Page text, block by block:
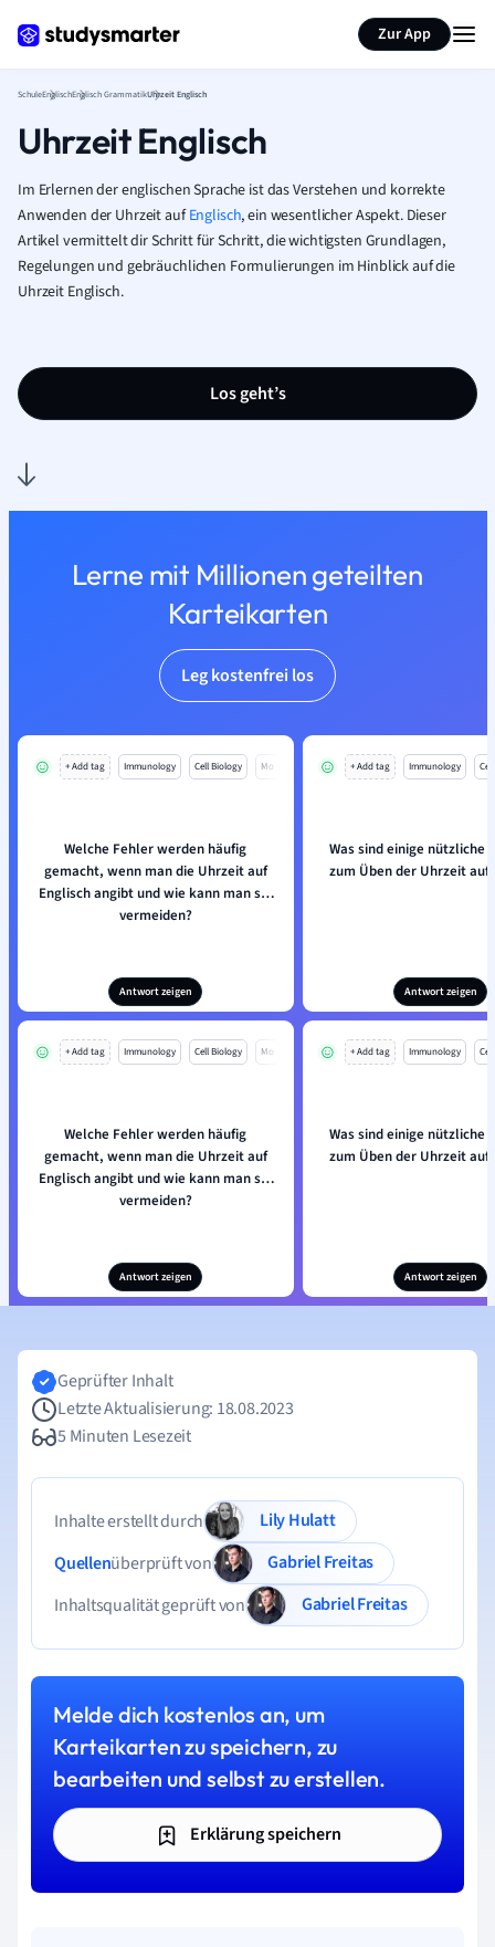
Zur App
SchuleEnglischEnglisch GrammatikUhrzeit Englisch
Uhrzeit Englisch
Im Erlernen der englischen Sprache ist das Verstehen und korrekte
Anwenden der Uhrzeit aufEnglisch, ein wesentlicher Aspekt. Dieser
Artikel vermittelt dir Schritt für Schritt, die wichtigsten Grundlagen,
Regelungen und gebräuchlichen Formulierungen im Hinblick auf die
Uhrzeit Englisch.
Los geht’s
Lerne mit Millionen geteilten
Karteikarten
Leg kostenfrei los
+ Add tag Immunology Cell Biology Mo
Welche Fehler werden häufig
gemacht, wenn man die Uhrzeit auf
Englisch angibt und wie kann man sie
vermeiden?
Antwort zeigen
+ Add tag Immunology
Was sind einige nützliche
zum Üben der Uhrzeit auf
Antwort zeigen
+ Add tag Immunology Cell Biology Mo
Welche Fehler werden häufig
gemacht, wenn man die Uhrzeit auf
Englisch angibt und wie kann man sie
vermeiden?
Antwort zeigen
+ Add tag Immunology
Was sind einige nützliche
zum Üben der Uhrzeit auf
Antwort zeigen
Seite zusammenfassen
Geprüfter Inhalt
Letzte Aktualisierung: 18.08.2023
5 Minuten Lesezeit
Inhalte erstellt durch
Lily Hulatt
Quellenüberprüft von
Gabriel Freitas
Inhaltsqualität geprüft von
Gabriel Freitas
Melde dich kostenlos an, um
Karteikarten zu speichern, zu
bearbeiten und selbst zu erstellen.
Erklärung speichern